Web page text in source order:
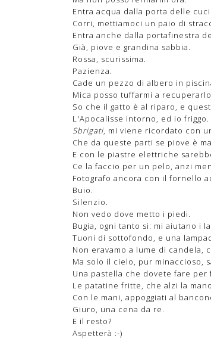
Entra acqua dalla porta delle
Corri, mettiamoci un paio di
Entra anche dalla portafinestra
Già, piove e grandina sabbia.
Rossa, scurissima.
Pazienza.
Cade un pezzo di albero in
Mica posso tuffarmi a recuperarlo.
So che il gatto è al riparo, e
L'Apocalisse intorno, ed io friggo.
Sbrigati , mi viene ricordato con
Che da queste parti se piove è
E con le piastre elettriche
Ce la faccio per un pelo, anzi
Fotografo ancora con il fornello
Buio.
Silenzio.
Non vedo dove metto i piedi.
Bugia, ogni tanto si: mi aiutano i
Tuoni di sottofondo, e una
Non eravamo a lume di
Ma solo il cielo, pur minaccioso,
Una pastella che dovete fare
Le patatine fritte, che alzi la
Con le mani, appoggiati al
Giuro, una cena da re.
E il resto?
Aspetterà :-)